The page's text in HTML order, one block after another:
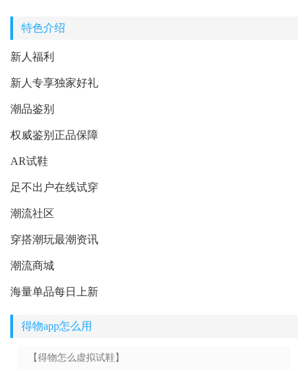
特色介绍
新人福利
新人专享独家好礼
潮品鉴别
权威鉴别正品保障
AR试鞋
足不出户在线试穿
潮流社区
穿搭潮玩最潮资讯
潮流商城
海量单品每日上新
得物app怎么用
【得物怎么虚拟试鞋】